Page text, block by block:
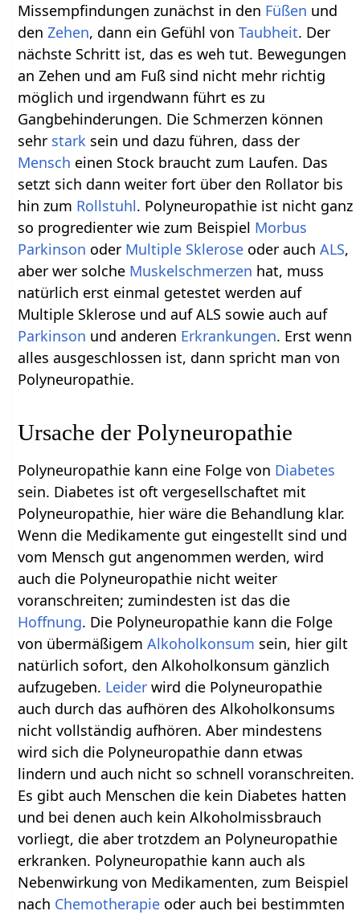
Missempfindungen zunächst in den Füßen und
denZehen, dann ein Gefühl vonTaubheit. Der
nächste Schritt ist, das es weh tut. Bewegungen
an Zehen und am Fuß sind nicht mehr richtig
möglich und irgendwann führt es zu
Gangbehinderungen. Die Schmerzen können
sehr stark sein und dazu führen, dass der
Mensch einen Stock braucht zum Laufen. Das
setzt sich dann weiter fort über den Rollator bis
hin zum Rollstuhl. Polyneuropathie ist nicht ganz
so progredienter wie zum Beispiel Morbus
Parkinson oder Multiple Sklerose oder auchALS,
aber wer solche Muskelschmerzen hat, muss
natürlich erst einmal getestet werden auf
Multiple Sklerose und auf ALS sowie auch auf
Parkinson und anderen Erkrankungen. Erst wenn
alles ausgeschlossen ist, dann spricht man von
Polyneuropathie.
Ursache der Polyneuropathie
Polyneuropathie kann eine Folge von Diabetes
sein. Diabetes ist oft vergesellschaftet mit
Polyneuropathie, hier wäre die Behandlung klar.
Wenn die Medikamente gut eingestellt sind und
vom Mensch gut angenommen werden, wird
auch die Polyneuropathie nicht weiter
voranschreiten; zumindesten ist das die
Hoffnung. Die Polyneuropathie kann die Folge
von übermäßigemAlkoholkonsum sein, hier gilt
natürlich sofort, den Alkoholkonsum gänzlich
aufzugeben. Leider wird die Polyneuropathie
auch durch das aufhören des Alkoholkonsums
nicht vollständig aufhören. Aber mindestens
wird sich die Polyneuropathie dann etwas
lindern und auch nicht so schnell voranschreiten.
Es gibt auch Menschen die kein Diabetes hatten
und bei denen auch kein Alkoholmissbrauch
vorliegt, die aber trotzdem an Polyneuropathie
erkranken. Polyneuropathie kann auch als
Nebenwirkung von Medikamenten, zum Beispiel
nach Chemotherapie oder auch bei bestimmten